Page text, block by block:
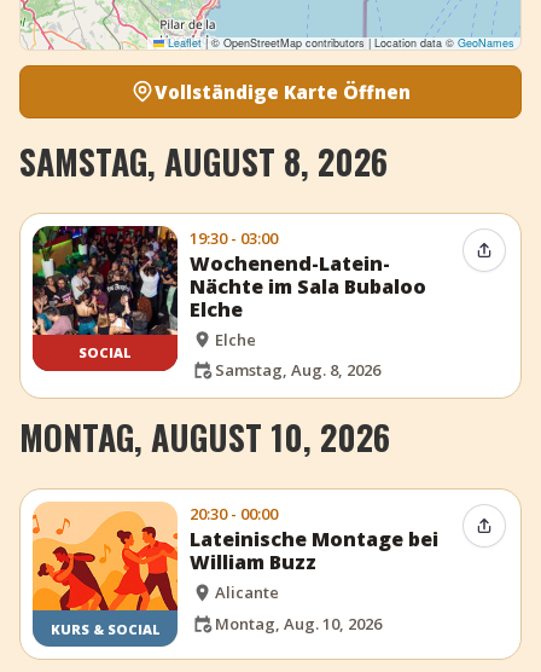
Leaflet |© OpenStreetMap contributors | Location data ©GeoNames
Vollständige Karte Öffnen
SAMSTAG, AUGUST 8, 2026
SOCIAL
19:30 - 03:00
Wochenend-Latein-
Nächte im Sala Bubaloo
Elche
Elche
Samstag, Aug. 8, 2026
Event
MONTAG, AUGUST 10, 2026
KURS & SOCIAL
20:30 - 00:00
Lateinische Montage bei
William Buzz
Alicante
Montag, Aug. 10, 2026
Event